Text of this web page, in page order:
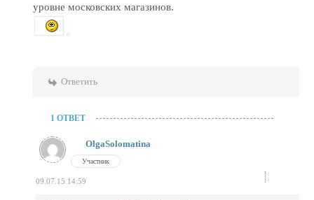
уровне московских магазинов.
Ответить
1 ОТВЕТ
OlgaSolomatina
Участник
09.07.15 14:59